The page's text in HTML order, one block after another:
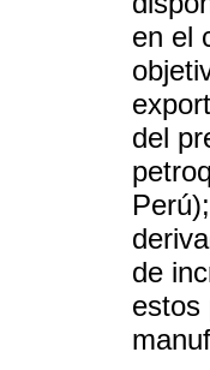
en el
del
de
estos